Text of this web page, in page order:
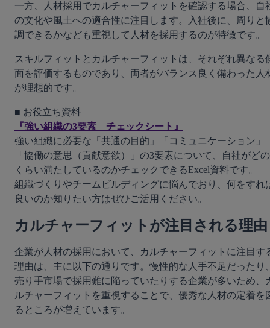
一方、人材採用でカルチャーフィットを確認する場合、自
の文化や風土への適合性に注目します。入社後に、周りと
調できるかなども重視して人材を採用するのが特徴です。
スキルフィットとカルチャーフィットは、それぞれ異なる
面を評価するものであり、両者がバランス良く備わった人
が理想的です。
『強い組織の3要素　チェックシート』
強い組織に必要な「共通の目的」「コミュニケーション」
「協働の意思（貢献意欲）」の3要素について、自社がどの
くらい満たしているのかチェックできるExcel資料です。
組織づくりやチームビルディングに悩んでおり、何をすれ
カルチャーフィットが注目される理由
企業が人材の採用において、カルチャーフィットに注目す
理由は、主に以下の通りです。慢性的な人手不足だったり
売り手市場で採用難に陥っていたりする企業が多いため、
ルチャーフィットを重視することで、優秀な人材の定着を
るところが増えています。